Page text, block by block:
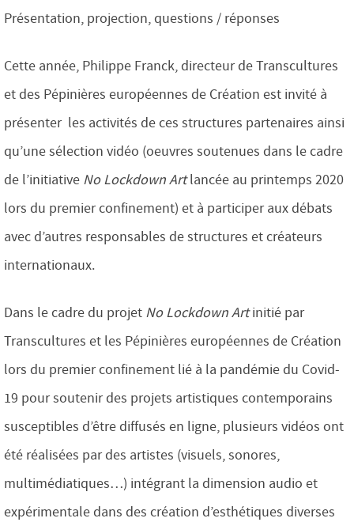
Présentation, projection, questions / réponses
Cette année, Philippe Franck, directeur de Transcultures
et des Pépinières européennes de Création est invité à
présenter les activités de ces structures partenaires ainsi
qu’une sélection vidéo (oeuvres soutenues dans le cadre
de l’initiative No Lockdown Artlancée au printemps 2020
lors du premier confinement) et à participer aux débats
avec d’autres responsables de structures et créateurs
internationaux.
Dans le cadre du projet No Lockdown Artinitié par
Transcultures et les Pépinières européennes de Création
lors du premier confinement lié à la pandémie du Covid-
19 pour soutenir des projets artistiques contemporains
susceptibles d’être diffusés en ligne, plusieurs vidéos ont
été réalisées par des artistes (visuels, sonores,
multimédiatiques…) intégrant la dimension audio et
expérimentale dans des création d’esthétiques diverses